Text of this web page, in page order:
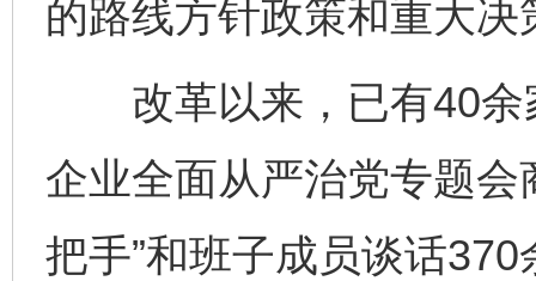
的路线方针政策和重大
改革以来，已有40余
企业全面从严治党专题会
把手”和班子成员谈话